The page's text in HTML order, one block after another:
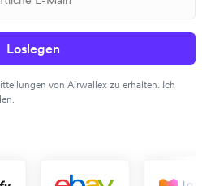
Loslegen
von Airwallex zu erhalten. Ich